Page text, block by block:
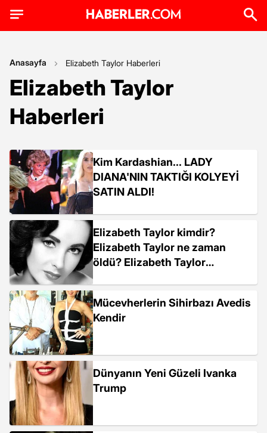
Anasayfa Elizabeth Taylor Haberleri
Elizabeth Taylor
Haberleri
Kim Kardashian... LADY
DIANA'NIN TAKTIĞI KOLYEYİ
SATIN ALDI!
Elizabeth Taylor kimdir?
Elizabeth Taylor ne zaman
öldü? Elizabeth Taylor
Mücevherlerin Sihirbazı Avedis
Kendir
Dünyanın Yeni Güzeli Ivanka
Trump